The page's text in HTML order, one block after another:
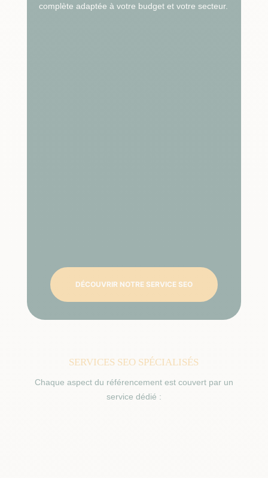
complète adaptée à votre budget et votre secteur.
DÉCOUVRIR NOTRE SERVICE SEO
SERVICES SEO SPÉCIALISÉS
Chaque aspect du référencement est couvert par un
service dédié :